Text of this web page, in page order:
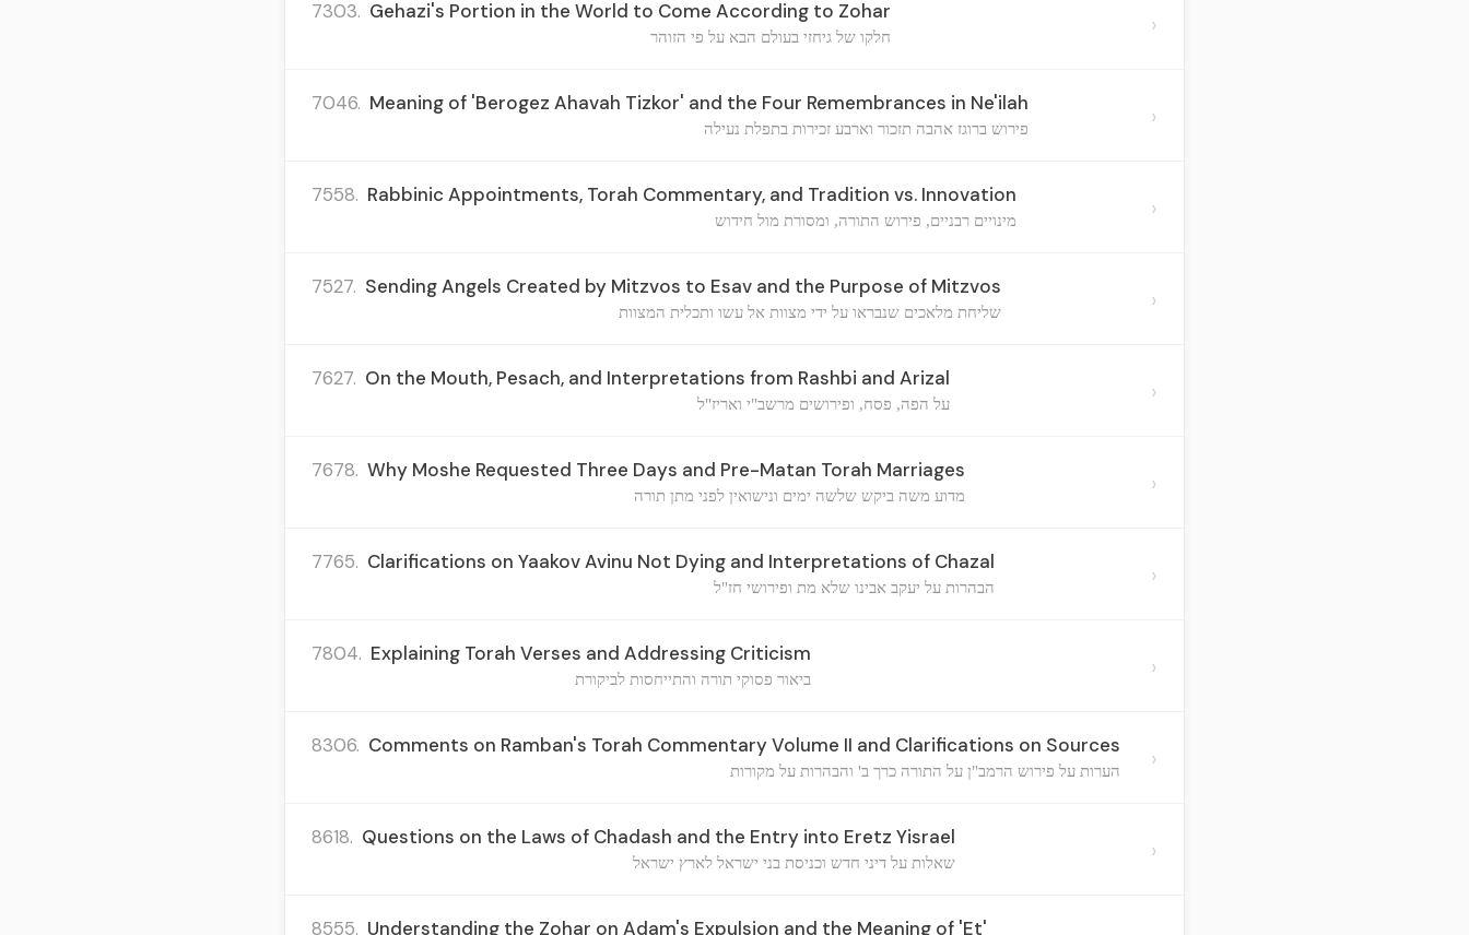
7303. Gehazi's Portion in the World to Come According to Zohar
חלקו של גיחזי בעולם הבא על פי הזוהר ›
7046. Meaning of 'Berogez Ahavah Tizkor' and the Four Remembrances in Ne'ilah
פירוש ברוגז אהבה תזכור וארבע זכירות בתפלת נעילה ›
7558. Rabbinic Appointments, Torah Commentary, and Tradition vs. Innovation
מינויים רבניים, פירוש התורה, ומסורת מול חידוש ›
7527. Sending Angels Created by Mitzvos to Esav and the Purpose of Mitzvos
שליחת מלאכים שנבראו על ידי מצוות אל עשו ותכלית המצוות ›
7627. On the Mouth, Pesach, and Interpretations from Rashbi and Arizal
על הפה, פסח, ופירושים מרשב"י ואריז"ל ›
7678. Why Moshe Requested Three Days and Pre-Matan Torah Marriages
מדוע משה ביקש שלשה ימים ונישואין לפני מתן תורה ›
7765. Clarifications on Yaakov Avinu Not Dying and Interpretations of Chazal
הבהרות על יעקב אבינו שלא מת ופירושי חז"ל ›
7804. Explaining Torah Verses and Addressing Criticism
ביאור פסוקי תורה והתייחסות לביקורת ›
8306. Comments on Ramban's Torah Commentary Volume II and Clarifications on Sources
הערות על פירוש הרמב"ן על התורה כרך ב' והבהרות על מקורות ›
8618. Questions on the Laws of Chadash and the Entry into Eretz Yisrael
שאלות על דיני חדש וכניסת בני ישראל לארץ ישראל ›
8555. Understanding the Zohar on Adam's Expulsion and the Meaning of 'Et'